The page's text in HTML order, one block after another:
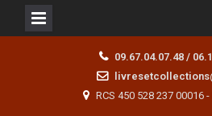
09.67.04.07.48 /
RCS 450 528 237 00016